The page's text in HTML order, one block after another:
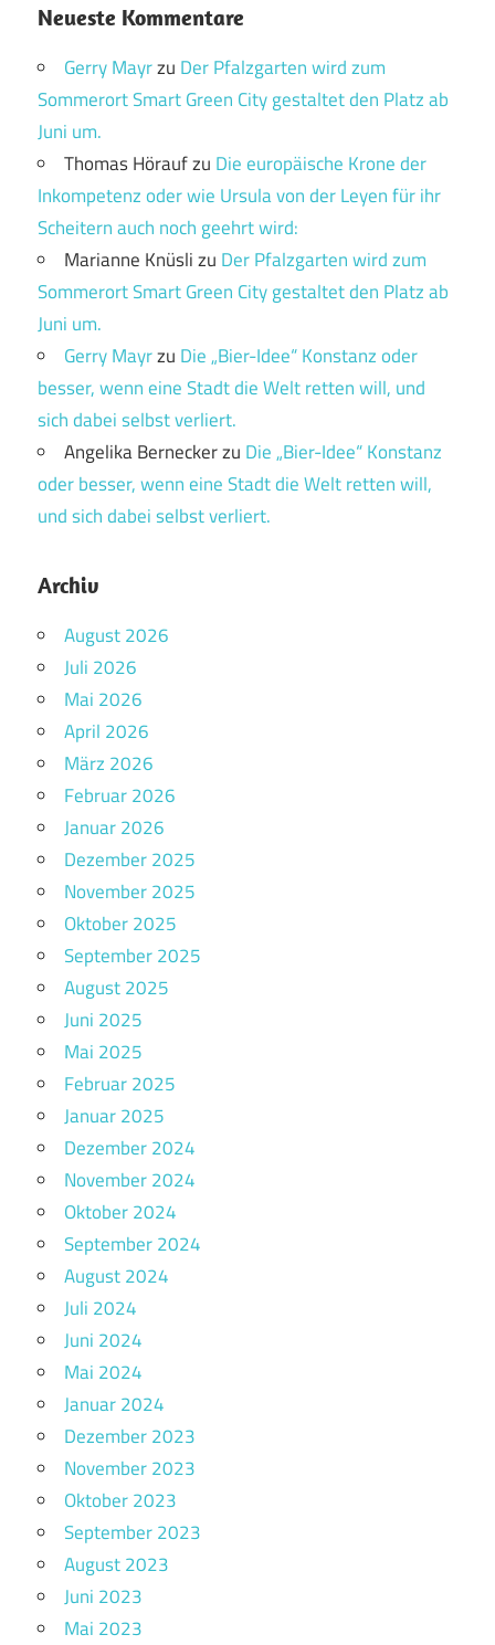
Neueste Kommentare
Gerry Mayrzu Der Pfalzgarten wird zum
Sommerort Smart Green City gestaltet den Platz ab
Juni um.
Thomas Höraufzu Die europäische Krone der
Inkompetenz oder wie Ursula von der Leyen für ihr
Scheitern auch noch geehrt wird:
Marianne Knüslizu Der Pfalzgarten wird zum
Sommerort Smart Green City gestaltet den Platz ab
Juni um.
Gerry Mayrzu Die „Bier-Idee“ Konstanz oder
besser, wenn eine Stadt die Welt retten will, und
sich dabei selbst verliert.
Angelika Berneckerzu Die „Bier-Idee“ Konstanz
oder besser, wenn eine Stadt die Welt retten will,
und sich dabei selbst verliert.
Archiv
August 2026
Juli 2026
Mai 2026
April 2026
März 2026
Februar 2026
Januar 2026
Dezember 2025
November 2025
Oktober 2025
September 2025
August 2025
Juni 2025
Mai 2025
Februar 2025
Januar 2025
Dezember 2024
November 2024
Oktober 2024
September 2024
August 2024
Juli 2024
Juni 2024
Mai 2024
Januar 2024
Dezember 2023
November 2023
Oktober 2023
September 2023
August 2023
Juni 2023
Mai 2023